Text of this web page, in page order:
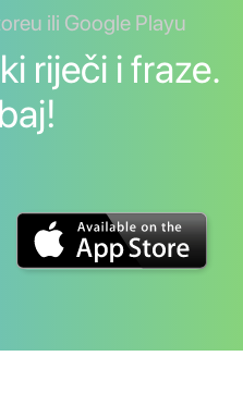
ili Google Playu
riječi i fraze.